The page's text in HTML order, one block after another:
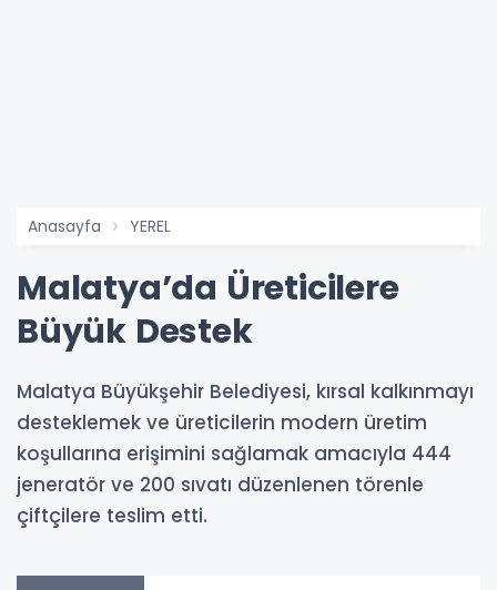
Anasayfa YEREL
Malatya’da Üreticilere
Büyük Destek
Malatya Büyükşehir Belediyesi, kırsal kalkınmayı
desteklemek ve üreticilerin modern üretim
koşullarına erişimini sağlamak amacıyla 444
jeneratör ve 200 sıvatı düzenlenen törenle
çiftçilere teslim etti.